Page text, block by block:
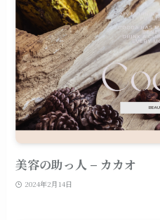
美容の助っ人 – カカオ
2024年2月14日